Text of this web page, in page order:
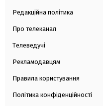
Редакційна політика
Про телеканал
Телеведучі
Рекламодавцям
Правила користування
Політика конфіденційності